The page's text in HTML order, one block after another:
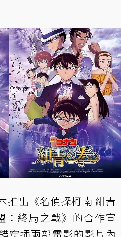
推出《名偵探柯南 紺青
：終局之戰》的合作宣